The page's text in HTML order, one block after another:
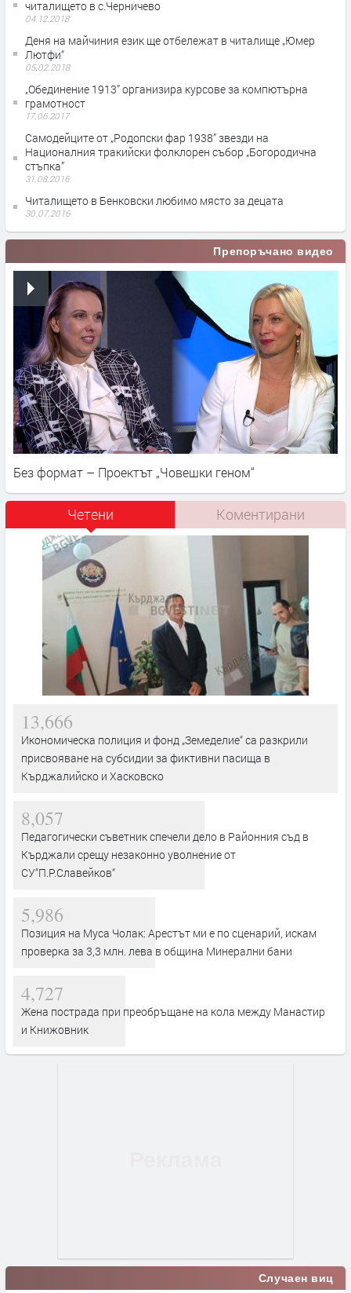
читалището в с.Черничево
04.12.2018
Деня на майчиния език ще отбележат в читалище „Юмер
Лютфи“
05.02.2018
„Обединение 1913” организира курсове за компютърна
грамотност
17.06.2017
Самодейците от „Родопски фар 1938” звезди на
Националния тракийски фолклорен събор „Богородична
стъпка”
31.08.2016
Читалището в Бенковски любимо място за децата
30.07.2016
Препоръчано видео
Без формат – Проектът „Човешки геном“
Четени Коментирани
13,666
Икономическа полиция и фонд „Земеделие“ са разкрили
присвояване на субсидии за фиктивни пасища в
Кърджалийско и Хасковско
8,057
Педагогически съветник спечели дело в Районния съд в
Кърджали срещу незаконно уволнение от
СУ“П.Р.Славейков“
5,986
Позиция на Муса Чолак: Арестът ми е по сценарий, искам
проверка за 3,3 млн. лева в община Минерални бани
4,727
Жена пострада при преобръщане на кола между Манастир
и Книжовник
Случаен виц